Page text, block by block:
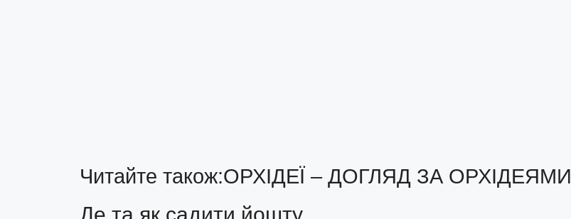
Читайте також:ОРХІДЕЇ – ДОГЛЯД ЗА ОРХІДЕЯМИ